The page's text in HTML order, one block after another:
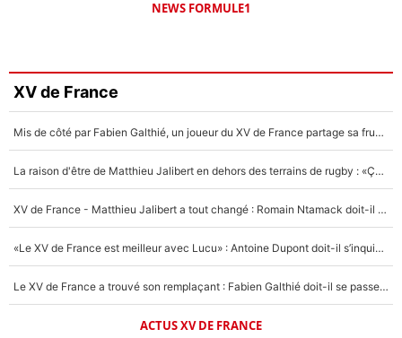
NEWS FORMULE1
XV de France
Mis de côté par Fabien Galthié, un joueur du XV de France partage sa frustration : «ils ne me l’ont pas dit tout de suite»
La raison d'être de Matthieu Jalibert en dehors des terrains de rugby : «Ça m'atteint autant que si tu touches à un membre de ma famille»
XV de France - Matthieu Jalibert a tout changé : Romain Ntamack doit-il s’inquiéter pour sa place à un an de la Coupe du monde ?
«Le XV de France est meilleur avec Lucu» : Antoine Dupont doit-il s’inquiéter pour sa place ?
Le XV de France a trouvé son remplaçant : Fabien Galthié doit-il se passer d'Antoine Dupont ?
ACTUS XV DE FRANCE